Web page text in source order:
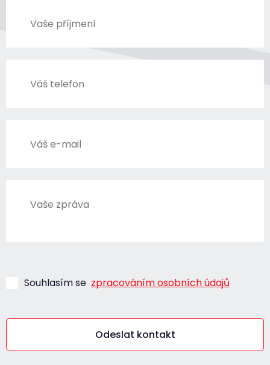
Souhlasím se zpracováním osobních údajů
Odeslat kontakt